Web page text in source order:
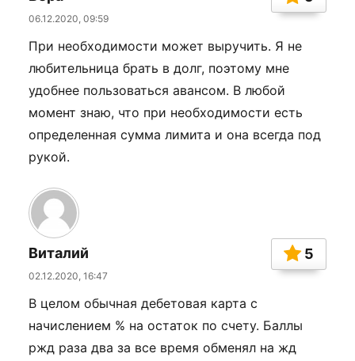
06.12.2020, 09:59
При необходимости может выручить. Я не
любительница брать в долг, поэтому мне
удобнее пользоваться авансом. В любой
момент знаю, что при необходимости есть
определенная сумма лимита и она всегда под
рукой.
Виталий
02.12.2020, 16:47
5
В целом обычная дебетовая карта с
начислением % на остаток по счету. Баллы
ржд раза два за все время обменял на жд